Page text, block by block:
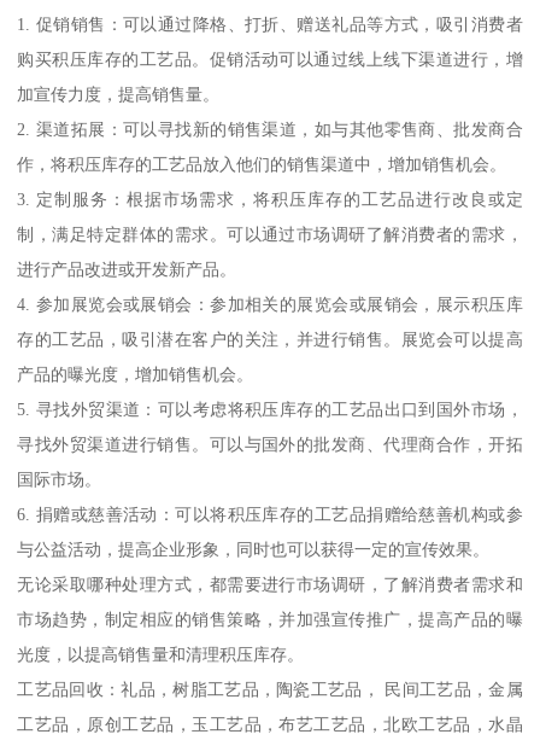
1. 促销销售：可以通过降格、打折、赠送礼品等方式，吸引消费者
购买积压库存的工艺品。促销活动可以通过线上线下渠道进行，增
加宣传力度，提高销售量。
2. 渠道拓展：可以寻找新的销售渠道，如与其他零售商、批发商合
作，将积压库存的工艺品放入他们的销售渠道中，增加销售机会。
3. 定制服务：根据市场需求，将积压库存的工艺品进行改良或定
制，满足特定群体的需求。可以通过市场调研了解消费者的需求，
进行产品改进或开发新产品。
4. 参加展览会或展销会：参加相关的展览会或展销会，展示积压库
存的工艺品，吸引潜在客户的关注，并进行销售。展览会可以提高
产品的曝光度，增加销售机会。
5. 寻找外贸渠道：可以考虑将积压库存的工艺品出口到国外市场，
寻找外贸渠道进行销售。可以与国外的批发商、代理商合作，开拓
国际市场。
6. 捐赠或慈善活动：可以将积压库存的工艺品捐赠给慈善机构或参
与公益活动，提高企业形象，同时也可以获得一定的宣传效果。
无论采取哪种处理方式，都需要进行市场调研，了解消费者需求和
市场趋势，制定相应的销售策略，并加强宣传推广，提高产品的曝
光度，以提高销售量和清理积压库存。
工艺品回收：礼品，树脂工艺品，陶瓷工艺品， 民间工艺品，金属
工艺品，原创工艺品，玉工艺品，布艺工艺品，北欧工艺品，水晶